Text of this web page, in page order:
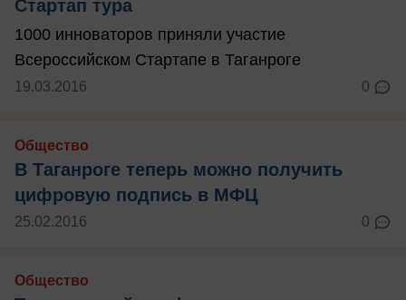
Стартап тура
1000 инноваторов приняли участие
Всероссийском Стартапе в Таганроге
19.03.2016 0
Общество
В Таганроге теперь можно получить
цифровую подпись в МФЦ
25.02.2016 0
Общество